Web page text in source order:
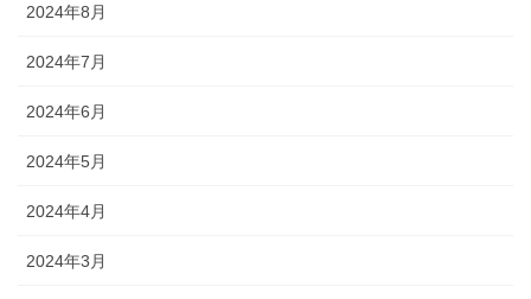
2024年8月
2024年7月
2024年6月
2024年5月
2024年4月
2024年3月